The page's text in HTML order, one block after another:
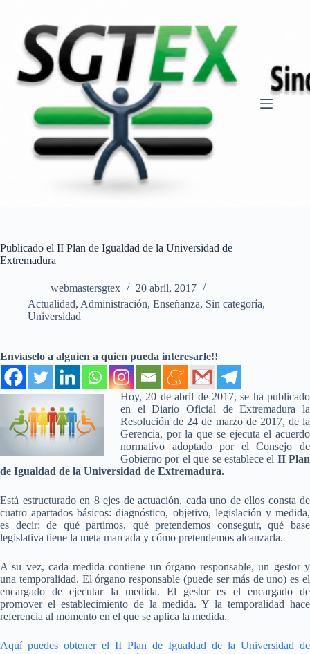
contenido
Publicado el II Plan de Igualdad de la Universidad de
Extremadura
webmastersgtex
20 abril, 2017
Actualidad, Administración, Enseñanza, Sin categoría,
Universidad
Envíaselo a alguien a quien pueda interesarle!!
Hoy, 20 de abril de 2017, se ha publicado
en el Diario Oficial de Extremadura la
Resolución de 24 de marzo de 2017, de la
Gerencia, por la que se ejecuta el acuerdo
normativo adoptado por el Consejo de
Gobierno por el que se establece el II Plan
de Igualdad de la Universidad de Extremadura.
Está estructurado en 8 ejes de actuación, cada uno de ellos consta de
cuatro apartados básicos: diagnóstico, objetivo, legislación y medida,
es decir: de qué partimos, qué pretendemos conseguir, qué base
legislativa tiene la meta marcada y cómo pretendemos alcanzarla.
A su vez, cada medida contiene un órgano responsable, un gestor y
una temporalidad. El órgano responsable (puede ser más de uno) es el
encargado de ejecutar la medida. El gestor es el encargado de
promover el establecimiento de la medida. Y la temporalidad hace
referencia al momento en el que se aplica la medida.
Aquí puedes obtener el II Plan de Igualdad de la Universidad de